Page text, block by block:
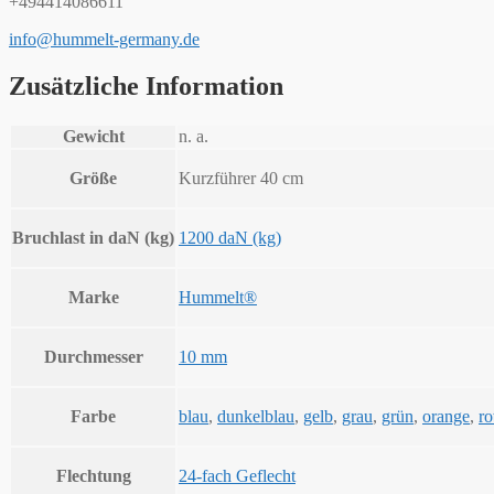
info@hummelt-germany.de
Zusätzliche Information
Gewicht n. a.
Größe Kurzführer 40 cm
Bruchlast in daN (kg) 1200 daN (kg)
Marke Hummelt®
Durchmesser 10 mm
Farbe blau, dunkelblau, gelb, grau, grün, orange,
Flechtung 24-fach Geflecht